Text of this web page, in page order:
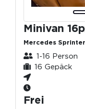
Minivan
Mercedes
1-16 Person
16 Gepäck
Frei